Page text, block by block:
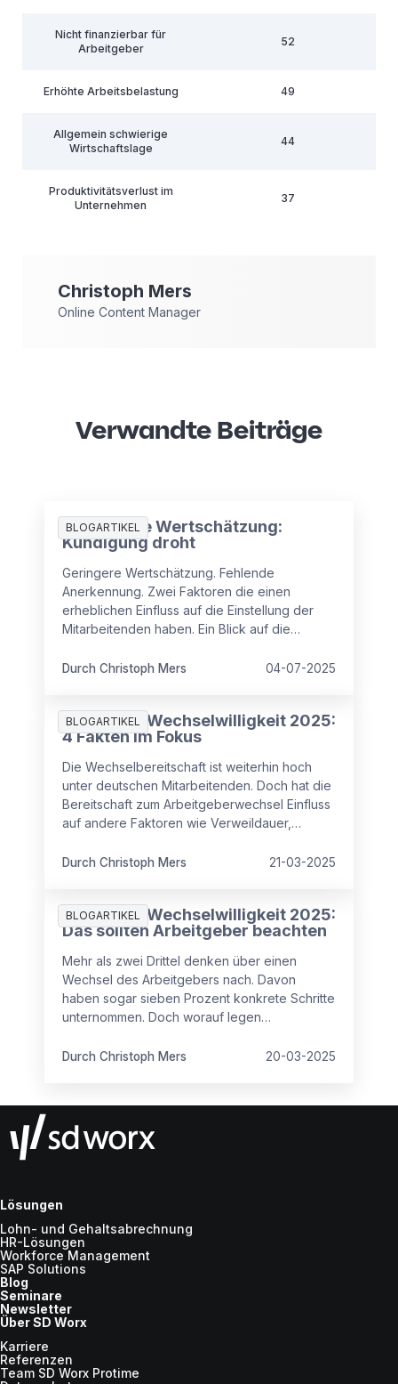
Nicht finanzierbar für
Arbeitgeber
52
Erhöhte Arbeitsbelastung 49
Allgemein schwierige
Wirtschaftslage
44
Produktivitätsverlust im
Unternehmen
37
Christoph Mers
Online Content Manager
Verwandte Beiträge
BLOGARTIKEL
Mangelnde Wertschätzung:
Kündigung droht
Geringere Wertschätzung. Fehlende
Anerkennung. Zwei Faktoren die einen
erheblichen Einfluss auf die Einstellung der
Mitarbeitenden haben. Ein Blick auf die
Durch Christoph Mers 04-07-2025
BLOGARTIKEL
Studie zur Wechselwilligkeit 2025:
4 Fakten im Fokus
Die Wechselbereitschaft ist weiterhin hoch
unter deutschen Mitarbeitenden. Doch hat die
Bereitschaft zum Arbeitgeberwechsel Einfluss
auf andere Faktoren wie Verweildauer,
Durch Christoph Mers 21-03-2025
BLOGARTIKEL
Studie zur Wechselwilligkeit 2025:
Das sollten Arbeitgeber beachten
Mehr als zwei Drittel denken über einen
Wechsel des Arbeitgebers nach. Davon
haben sogar sieben Prozent konkrete Schritte
unternommen. Doch worauf legen
besonders Wert? Antworten gibt es hier.
Durch Christoph Mers 20-03-2025
Lösungen
Lohn- und Gehaltsabrechnung
HR-Lösungen
Workforce Management
SAP Solutions
Blog
Seminare
Newsletter
Über SD Worx
Karriere
Referenzen
Team SD Worx Protime